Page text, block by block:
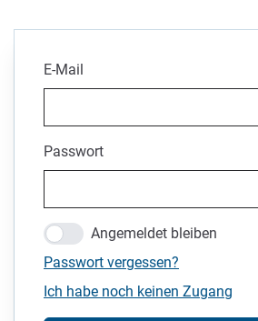
E-Mail
Passwort
Angemeldet bleiben
Passwort vergessen?
Ich habe noch keinen Zugang